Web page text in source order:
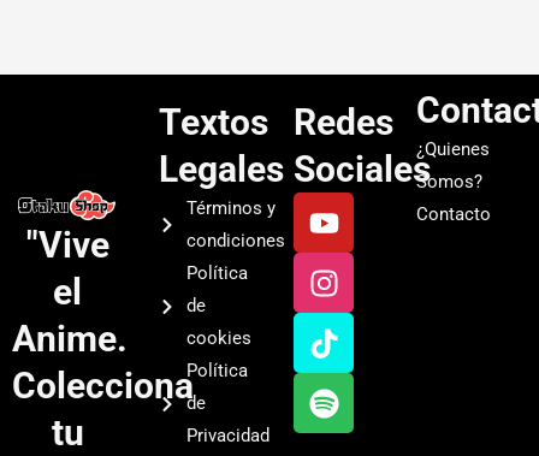
"Vive
el
Anime.
Colecciona
tu
Textos
Legales
Términos y
condiciones
Política
de
cookies
Política
de
Privacidad
Redes
Sociales
Y
o
u
t
u
b
e
I
n
s
t
a
g
r
a
T
i
k
t
o
k
S
p
o
t
i
f
y
¿Quienes
Somos?
Contacto